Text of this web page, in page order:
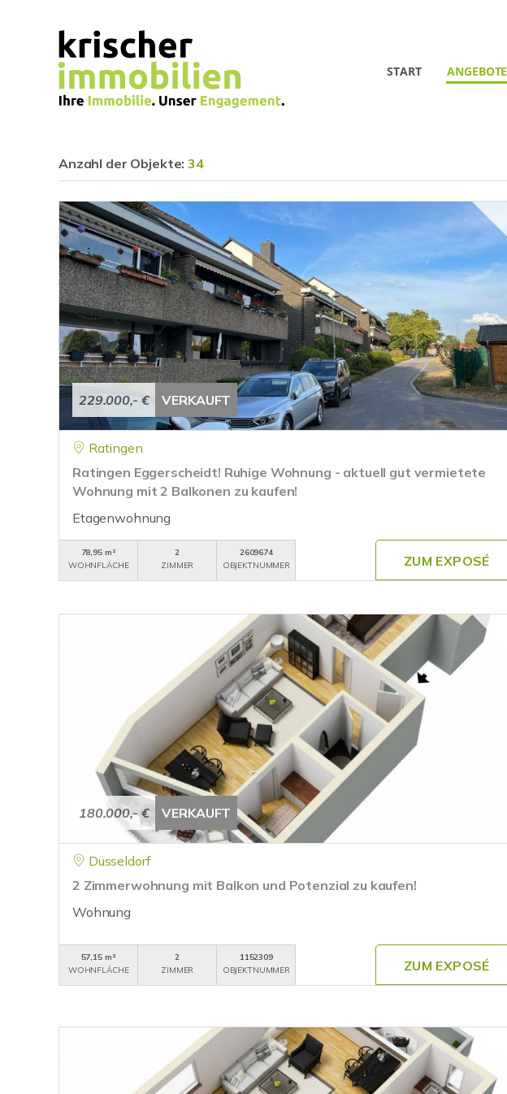
START ANGEBOTE
Anzahl der Objekte:34
229.000,- € VERKAUFT
Ratingen
Ratingen Eggerscheidt! Ruhige Wohnung - aktuell gut vermietete
Wohnung mit 2 Balkonen zu kaufen!
Etagenwohnung
78,95 m²
WOHNFLÄCHE
2
ZIMMER
2609674
OBJEKTNUMMER
ZUM EXPOSÉ
180.000,- € VERKAUFT
Düsseldorf
2 Zimmerwohnung mit Balkon und Potenzial zu kaufen!
Wohnung
57,15 m²
WOHNFLÄCHE
2
ZIMMER
1152309
OBJEKTNUMMER
ZUM EXPOSÉ